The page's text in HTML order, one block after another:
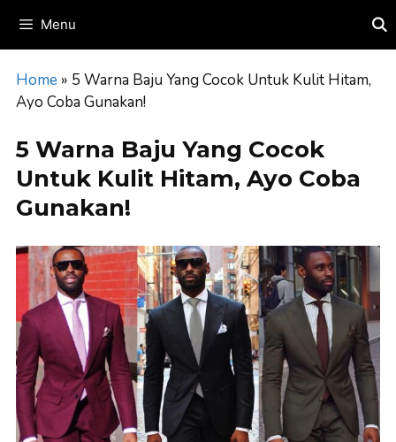
content
Menu
Home » 5 Warna Baju Yang Cocok Untuk Kulit Hitam,
Ayo Coba Gunakan!
5 Warna Baju Yang Cocok
Untuk Kulit Hitam, Ayo Coba
Gunakan!